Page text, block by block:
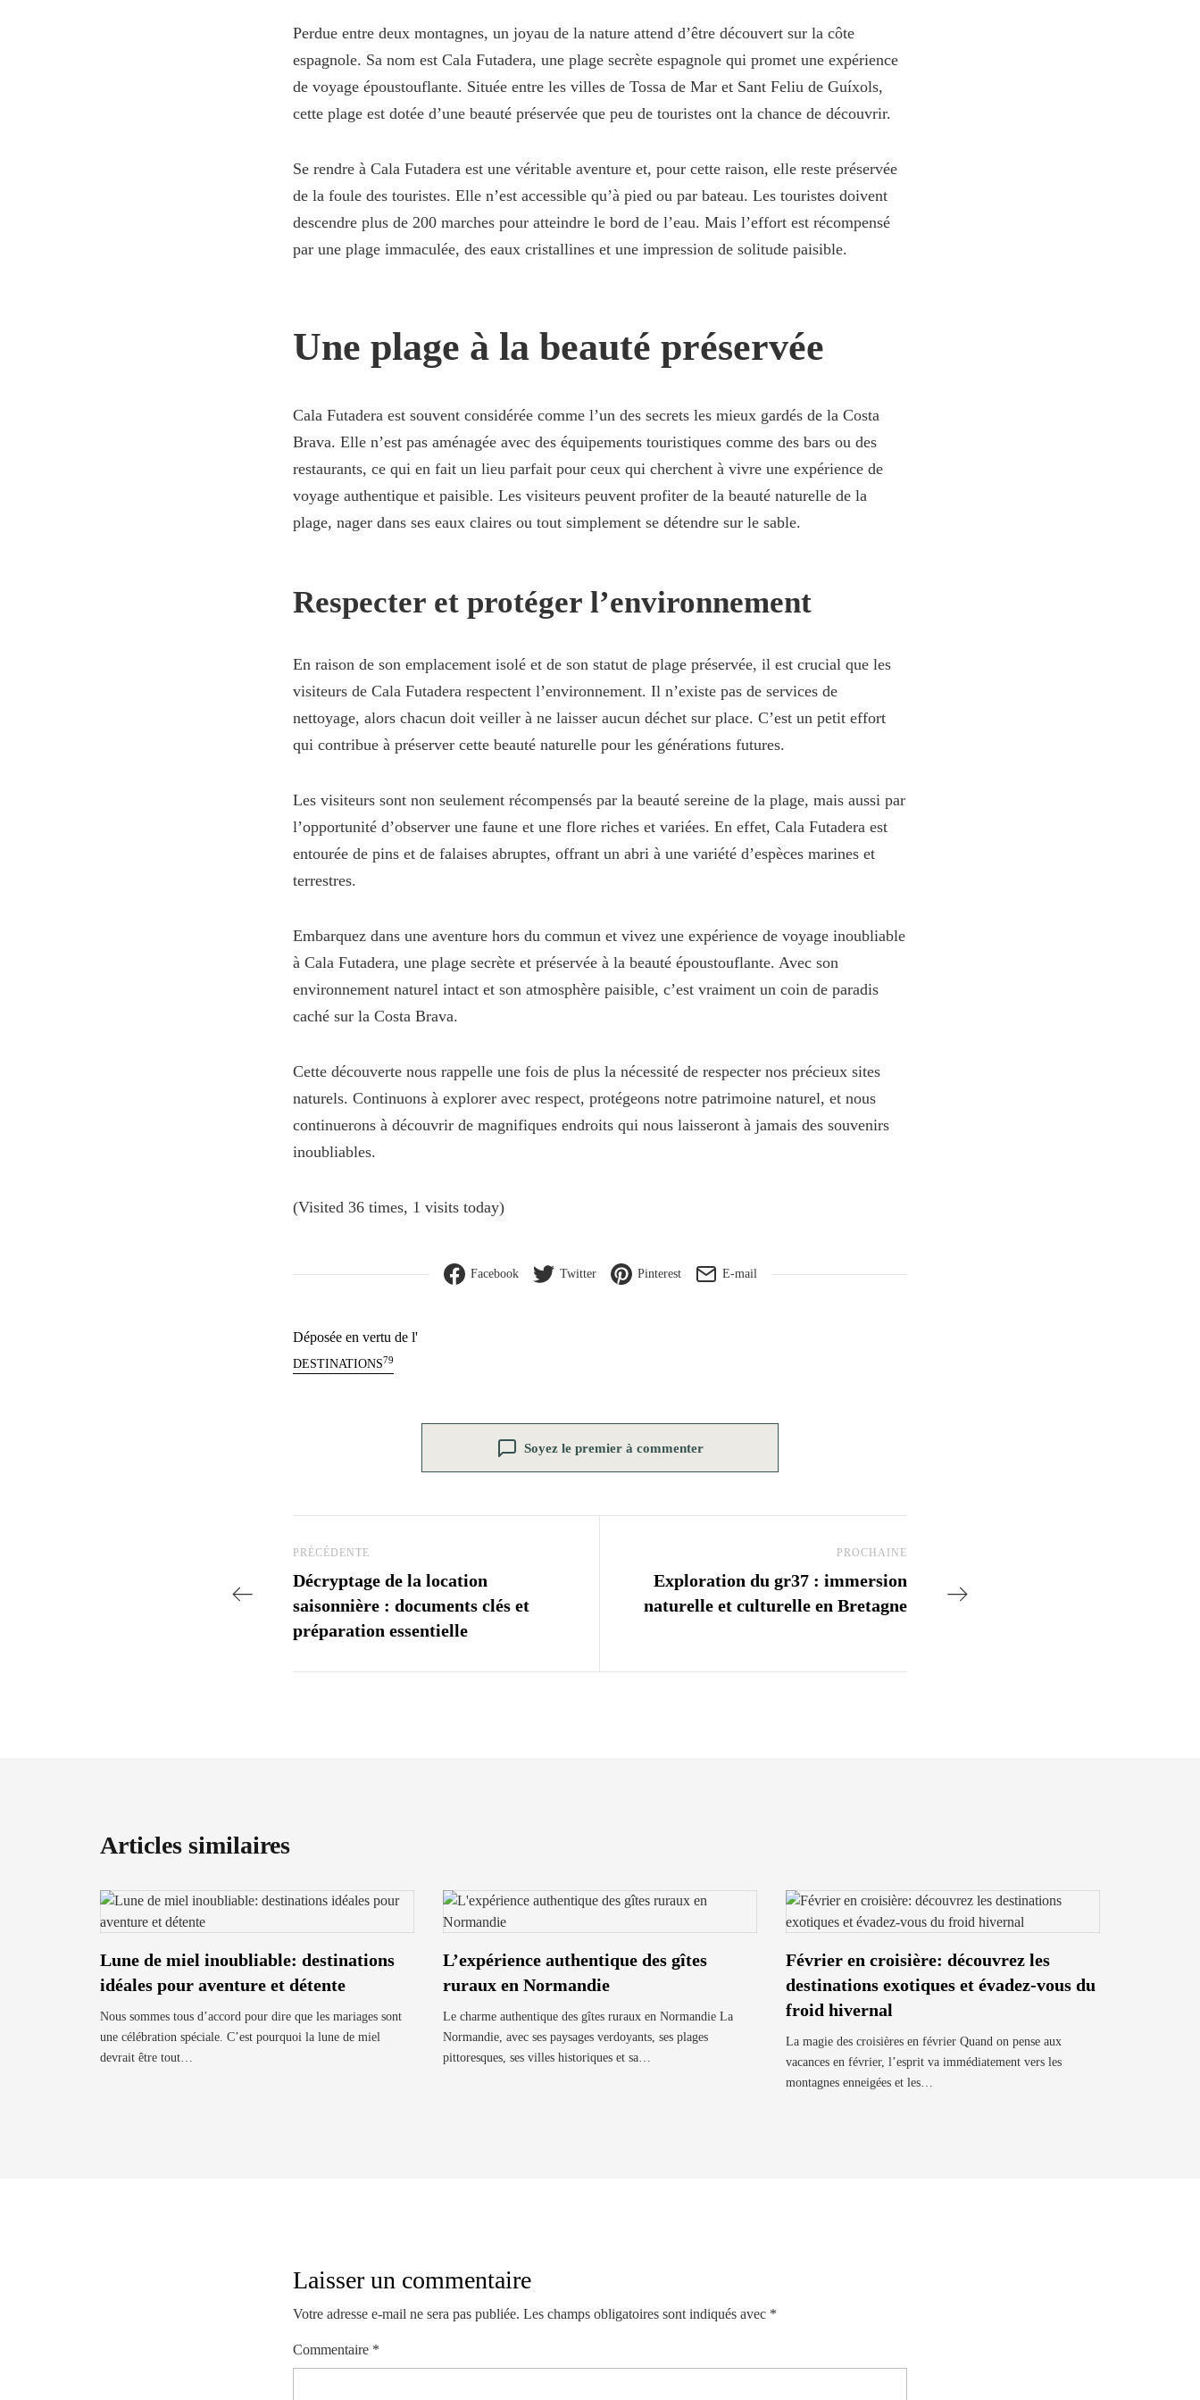
Perdue entre deux montagnes, un joyau de la nature attend d’être découvert sur la côte
espagnole. Sa nom est Cala Futadera, une plage secrète espagnole qui promet une expérience
de voyage époustouflante. Située entre les villes de Tossa de Mar et Sant Feliu de Guíxols,
cette plage est dotée d’une beauté préservée que peu de touristes ont la chance de découvrir.
Se rendre à Cala Futadera est une véritable aventure et, pour cette raison, elle reste préservée
de la foule des touristes. Elle n’est accessible qu’à pied ou par bateau. Les touristes doivent
descendre plus de 200 marches pour atteindre le bord de l’eau. Mais l’effort est récompensé
par une plage immaculée, des eaux cristallines et une impression de solitude paisible.
Une plage à la beauté préservée
Cala Futadera est souvent considérée comme l’un des secrets les mieux gardés de la Costa
Brava. Elle n’est pas aménagée avec des équipements touristiques comme des bars ou des
restaurants, ce qui en fait un lieu parfait pour ceux qui cherchent à vivre une expérience de
voyage authentique et paisible. Les visiteurs peuvent profiter de la beauté naturelle de la
plage, nager dans ses eaux claires ou tout simplement se détendre sur le sable.
Respecter et protéger l’environnement
En raison de son emplacement isolé et de son statut de plage préservée, il est crucial que les
visiteurs de Cala Futadera respectent l’environnement. Il n’existe pas de services de
nettoyage, alors chacun doit veiller à ne laisser aucun déchet sur place. C’est un petit effort
qui contribue à préserver cette beauté naturelle pour les générations futures.
Les visiteurs sont non seulement récompensés par la beauté sereine de la plage, mais aussi par
l’opportunité d’observer une faune et une flore riches et variées. En effet, Cala Futadera est
entourée de pins et de falaises abruptes, offrant un abri à une variété d’espèces marines et
terrestres.
Embarquez dans une aventure hors du commun et vivez une expérience de voyage inoubliable
à Cala Futadera, une plage secrète et préservée à la beauté époustouflante. Avec son
environnement naturel intact et son atmosphère paisible, c’est vraiment un coin de paradis
caché sur la Costa Brava.
Cette découverte nous rappelle une fois de plus la nécessité de respecter nos précieux sites
naturels. Continuons à explorer avec respect, protégeons notre patrimoine naturel, et nous
continuerons à découvrir de magnifiques endroits qui nous laisseront à jamais des souvenirs
inoubliables.
(Visited 36 times, 1 visits today)
Facebook Twitter Pinterest E-mail
Déposée en vertu de l'
DESTINATIONS79
Soyez le premier à commenter
Post Précédent
PRÉCÉDENTE
Décryptage de la location
saisonnière : documents clés et
préparation essentielle
PROCHAINE
Exploration du gr37 : immersion
naturelle et culturelle en Bretagne
Articles similaires
Lune de miel inoubliable: destinations
idéales pour aventure et détente
Nous sommes tous d’accord pour dire que les mariages sont
une célébration spéciale. C’est pourquoi la lune de miel
devrait être tout…
L’expérience authentique des gîtes
ruraux en Normandie
Le charme authentique des gîtes ruraux en Normandie La
Normandie, avec ses paysages verdoyants, ses plages
pittoresques, ses villes historiques et sa…
Février en croisière: découvrez les
destinations exotiques et évadez-vous du
froid hivernal
La magie des croisières en février Quand on pense aux
vacances en février, l’esprit va immédiatement vers les
montagnes enneigées et les…
Laisser un commentaire
Votre adresse e-mail ne sera pas publiée. Les champs obligatoires sont indiqués avec *
Commentaire *